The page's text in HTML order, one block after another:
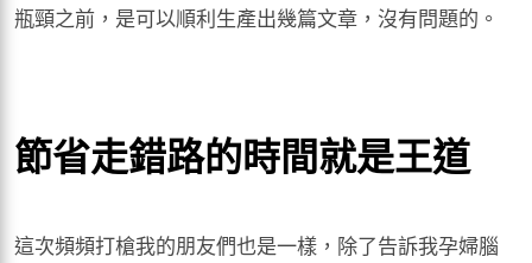
瓶頸之前，是可以順利生產出幾篇文章，沒有問題的。
節省走錯路的時間就是王道
這次頻頻打槍我的朋友們也是一樣，除了告訴我孕婦腦